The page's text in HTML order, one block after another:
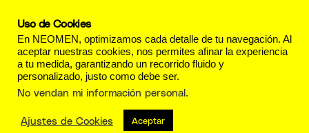
Uso de Cookies
En NEOMEN, optimizamos cada detalle de tu navegación. Al
aceptar nuestras cookies, nos permites afinar la experiencia
a tu medida, garantizando un recorrido fluido y
personalizado, justo como debe ser.
No vendan mi información personal.
Ajustes de Cookies Aceptar